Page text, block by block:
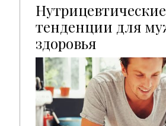
Нутрицевтические
тенденции для
здоровья